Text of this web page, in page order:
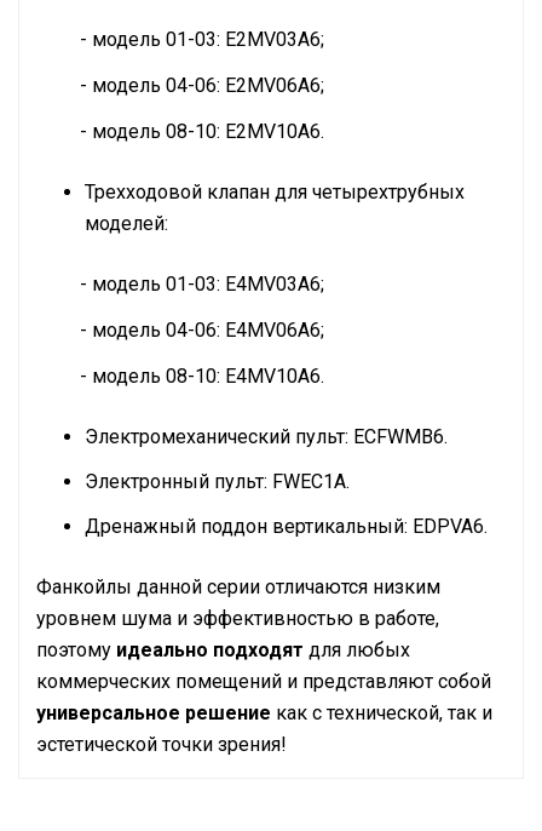
- модель 01-03: E2MV03A6;
- модель 04-06: E2MV06A6;
- модель 08-10: E2MV10A6.
Трехходовой клапан для четырехтрубных
моделей:
- модель 01-03: E4MV03A6;
- модель 04-06: E4MV06A6;
- модель 08-10: E4MV10A6.
Электромеханический пульт: ECFWMB6.
Электронный пульт: FWEC1A.
Дренажный поддон вертикальный: EDPVA6.
Фанкойлы данной серии отличаются низким
уровнем шума и эффективностью в работе,
поэтому идеально подходят для любых
коммерческих помещений и представляют собой
универсальное решение как с технической, так и
эстетической точки зрения!